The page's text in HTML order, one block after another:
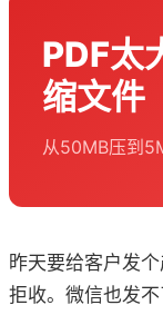
PDF太
缩文件
从50MB压到
昨天要给客户发
拒收。微信也发